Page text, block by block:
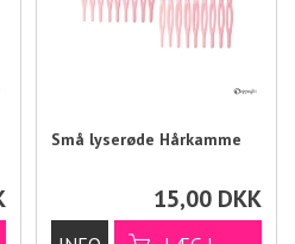
Små lyserøde Hårkamme
15,00 DKK